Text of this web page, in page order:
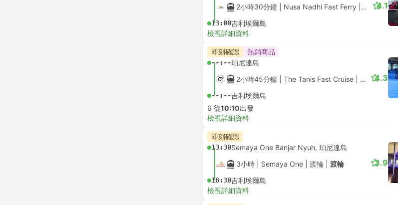
2小時30分鐘 | Nusa Nadhi Fast Ferry 渡輪|快艇
13:00吉利埃爾島
4.1
檢視詳細資料
即刻確認 熱銷商品
--:--珀尼達島
2小時45分鐘 | The Tanis Fast Cruise 渡輪
--:--吉利埃爾島
4.3
6 從10:10出發
檢視詳細資料
即刻確認
13:30Semaya One Banjar Nyuh, 珀尼達島
3小時 | Semaya One 渡輪 渡輪
16:30吉利埃爾島
3.9
檢視詳細資料